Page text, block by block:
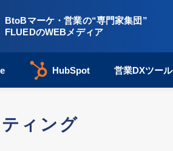
BtoBマーケ・営業の“専門家集団”
FLUEDのWEBメディア
HubSpot 営業DXツール
ィング